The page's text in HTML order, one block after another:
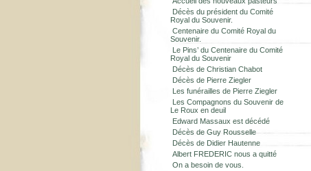
Décès du président du Comité
Royal du Souvenir.
Centenaire du Comité Royal du
Souvenir.
Le Pins’ du Centenaire du Comité
Royal du Souvenir
Décès de Christian Chabot
Décès de Pierre Ziegler
Les funérailles de Pierre Ziegler
Les Compagnons du Souvenir de
Le Roux en deuil
Edward Massaux est décédé
Décès de Guy Rousselle
Décès de Didier Hautenne
Albert FREDERIC nous a quitté
On a besoin de vous.